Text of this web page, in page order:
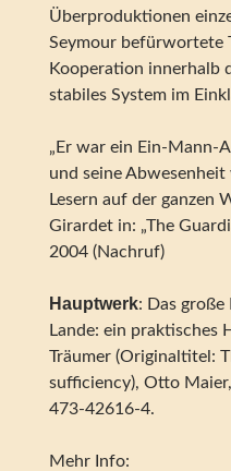
Überproduktionen
Seymour befürwortete
Kooperation innerhalb
stabiles System im
„Er war ein Ein-Mann-
und seine
Lesern auf der ganzen
Girardet in: „The
2004 (Nachruf)
Hauptwerk: Das große
Lande: ein praktisches
Träumer (Originaltitel:
sufficiency), Otto
473-42616-4.
Mehr Info: